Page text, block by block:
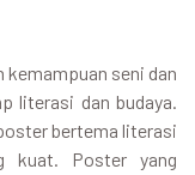
seni dan
literasi dan budaya.
bertema literasi
kuat. Poster yang